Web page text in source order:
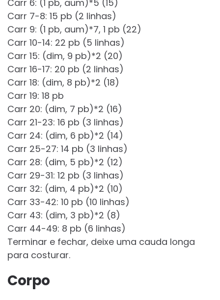
Carr 6: (1 pb, aum)*5 (15)
Carr 7-8: 15 pb (2 linhas)
Carr 9: (1 pb, aum)*7, 1 pb (22)
Carr 10-14: 22 pb (5 linhas)
Carr 15: (dim, 9 pb)*2 (20)
Carr 16-17: 20 pb (2 linhas)
Carr 18: (dim, 8 pb)*2 (18)
Carr 19: 18 pb
Carr 20: (dim, 7 pb)*2 (16)
Carr 21-23: 16 pb (3 linhas)
Carr 24: (dim, 6 pb)*2 (14)
Carr 25-27: 14 pb (3 linhas)
Carr 28: (dim, 5 pb)*2 (12)
Carr 29-31: 12 pb (3 linhas)
Carr 32: (dim, 4 pb)*2 (10)
Carr 33-42: 10 pb (10 linhas)
Carr 43: (dim, 3 pb)*2 (8)
Carr 44-49: 8 pb (6 linhas)
Terminar e fechar, deixe uma cauda longa
para costurar.
Corpo